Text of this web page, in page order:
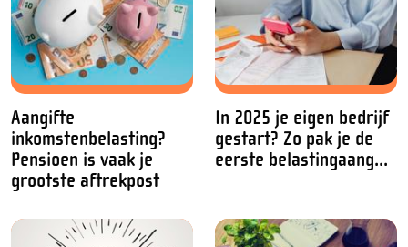
Aangifte
inkomstenbelasting?
Pensioen is vaak je
grootste aftrekpost
In 2025 je eigen bedrijf
gestart? Zo pak je de
eerste belastingaang...